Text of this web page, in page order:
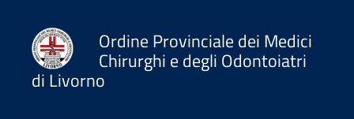
Ordine Provinciale dei Medici
Chirurghi e degli Odontoiatri
di Livorno